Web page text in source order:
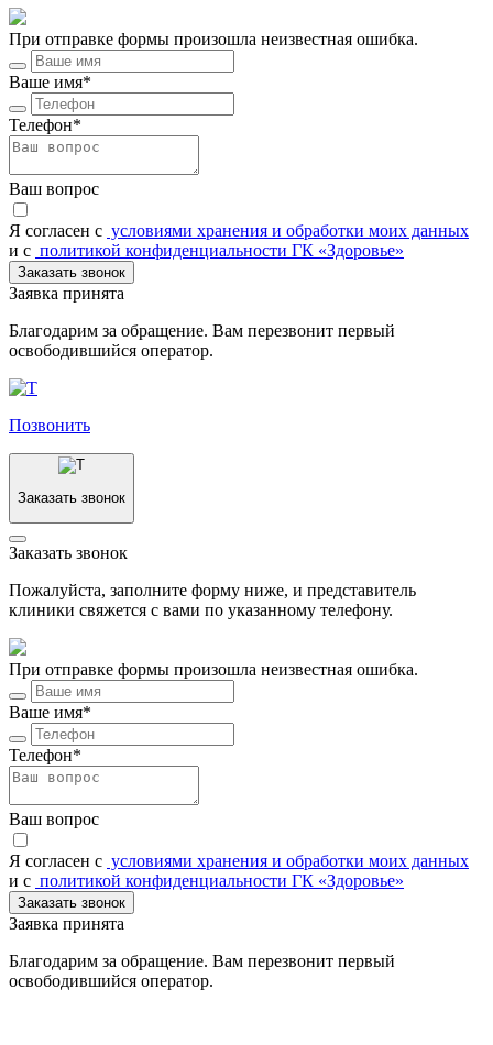
При отправке формы произошла неизвестная ошибка.
Ваше имя*
Телефон*
Ваш вопрос
Я согласен c условиями хранения и обработки моих данных
и с политикой конфиденциальности ГК «Здоровье»
Заказать звонок
Заявка принята
Благодарим за обращение. Вам перезвонит первый
освободившийся оператор.
Позвонить
Заказать звонок
Заказать звонок
Пожалуйста, заполните форму ниже, и представитель
клиники свяжется с вами по указанному телефону.
При отправке формы произошла неизвестная ошибка.
Ваше имя*
Телефон*
Ваш вопрос
Я согласен c условиями хранения и обработки моих данных
и с политикой конфиденциальности ГК «Здоровье»
Заказать звонок
Заявка принята
Благодарим за обращение. Вам перезвонит первый
освободившийся оператор.